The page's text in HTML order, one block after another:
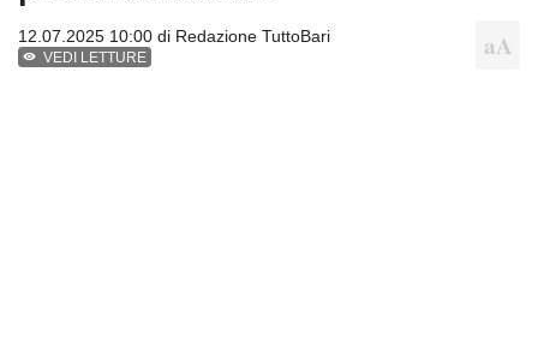
12.07.2025 10:00 di Redazione TuttoBari
VEDI LETTURE